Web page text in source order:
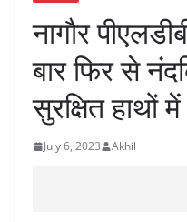
नागौर
बार फिर से
सुरक्षित हाथों में
July 6, 2023 Akhil